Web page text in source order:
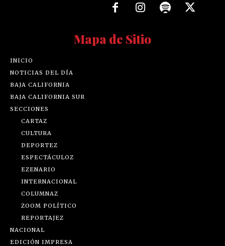
Mapa de Sitio
INICIO
NOTICIAS DEL DÍA
BAJA CALIFORNIA
BAJA CALIFORNIA SUR
SECCIONES
CARTAZ
CULTURA
DEPORTEZ
ESPECTÁCULOZ
EZENARIO
INTERNACIONAL
COLUMNAZ
ZOOM POLÍTICO
REPORTAJEZ
NACIONAL
EDICIÓN IMPRESA